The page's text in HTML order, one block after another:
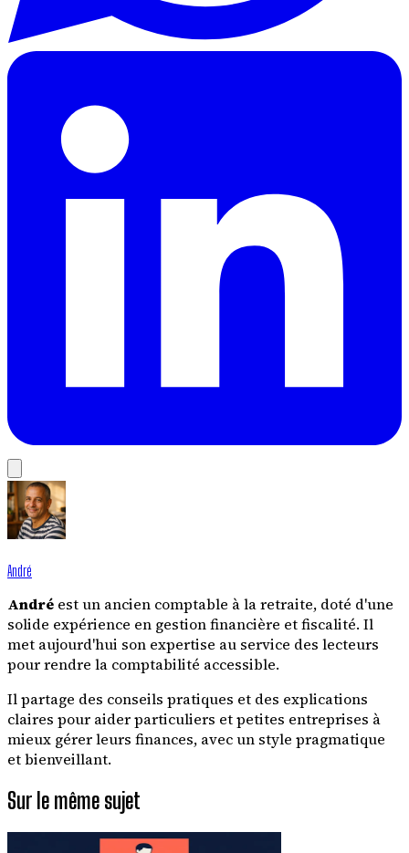
André
André est un ancien comptable à la retraite, doté d'une
solide expérience en gestion financière et fiscalité. Il
met aujourd'hui son expertise au service des lecteurs
pour rendre la comptabilité accessible.
Il partage des conseils pratiques et des explications
claires pour aider particuliers et petites entreprises à
mieux gérer leurs finances, avec un style pragmatique
et bienveillant.
Sur le même sujet